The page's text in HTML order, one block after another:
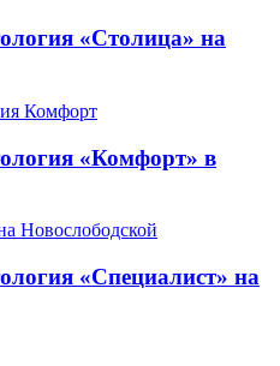
«Столица» на
«Комфорт» в
«Специалист» на